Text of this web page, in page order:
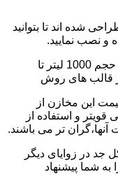
شده اند تا بتوانید
و نصب نمایید.
ما توانایی داریم مخازن پلی اتیلن مکعبی از حجم 1000 لیتر تا
این مخازن از
و استفاده از
تر می باشند.
در زوایای دیگر
به شما پیشنهاد